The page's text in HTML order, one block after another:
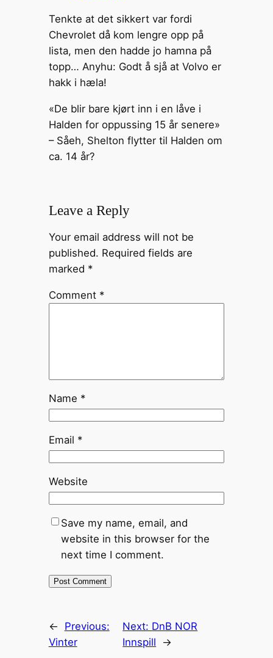
Tenkte at det sikkert var fordi
Chevrolet då kom lengre opp på
lista, men den hadde jo hamna på
topp… Anyhu: Godt å sjå at Volvo er
hakk i hæla!
«De blir bare kjørt inn i en låve i
Halden for oppussing 15 år senere»
– Såeh, Shelton flytter til Halden om
ca. 14 år?
Leave a Reply
Your email address will not be
published. Required fields are
marked *
Comment *
Name *
Email *
Website
Save my name, email, and
website in this browser for the
next time I comment.
←
Previous:
Vinter
Next: DnB NOR
Innspill
→